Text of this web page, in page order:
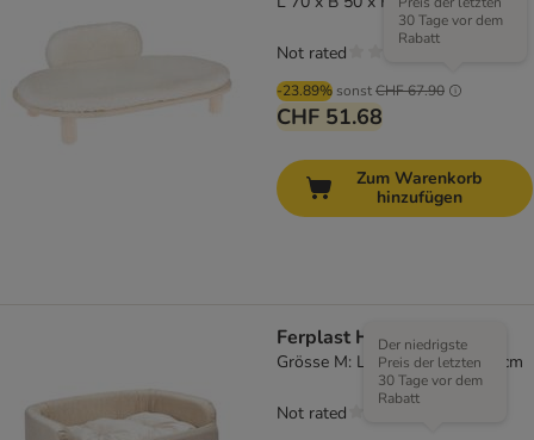
-23.89% sonstCHF 67.90
30 Tage vor dem
Rabatt
CHF 51.68
Not rated
Zum Warenkorb
hinzufügen
Ferplast Hundesofa Yuki
Grösse M: L 82 x B 55 x H 31 cm
Der niedrigste
Preis der letzten
30 Tage vor dem
Rabatt
Not rated